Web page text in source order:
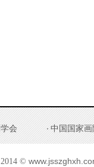
会 中国国家画
©